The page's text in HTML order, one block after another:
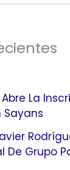
Abre La
Sayans
De Grupo